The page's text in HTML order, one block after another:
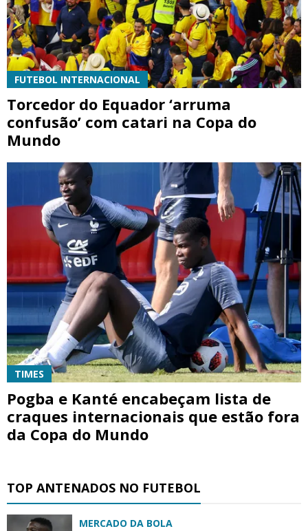
FUTEBOL INTERNACIONAL
Torcedor do Equador ‘arruma
confusão’ com catari na Copa do
Mundo
TIMES
Pogba e Kanté encabeçam lista de
craques internacionais que estão fora
da Copa do Mundo
TOP ANTENADOS NO FUTEBOL
MERCADO DA BOLA